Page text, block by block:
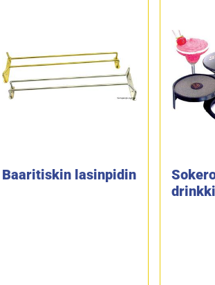
Baaritiskin lasinpidin